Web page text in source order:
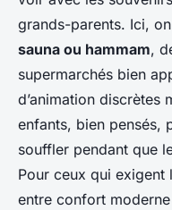
grands-parents. Ici,
sauna ou hammam,
supermarchés bien
d’animation discrètes
enfants, bien pensés,
souffler pendant que
Pour ceux qui exigent
entre confort